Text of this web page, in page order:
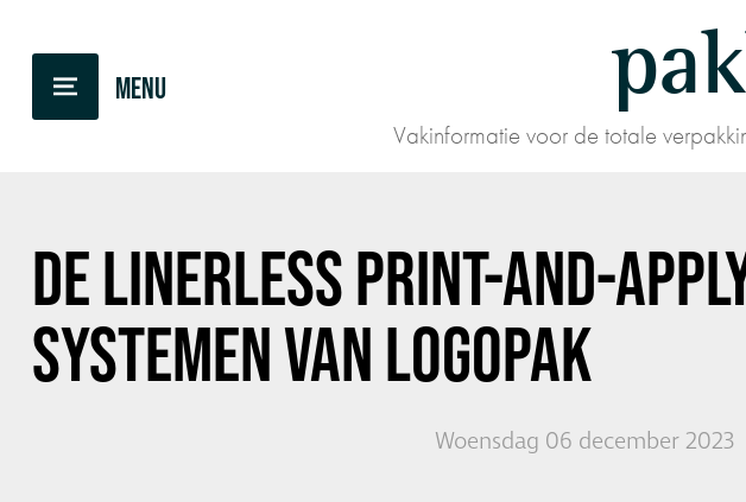
Vakinformatie voor de totale
DE LINERLESS PRINT-AND-
SYSTEMEN VAN LOGOPAK
Woensdag 06 december 2023